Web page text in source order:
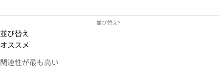
並び替え
並び替え
オススメ
関連性が最も高い